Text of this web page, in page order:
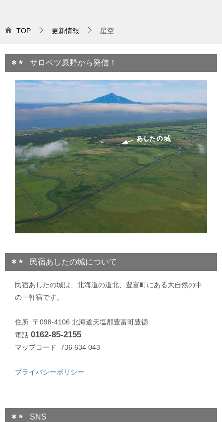
TOP 更新情報 星空
サロベツ原野から発信！
民宿あしたの城について
民宿あしたの城は、北海道の道北、豊富町にある大自然の中
の一軒宿です。
住所 〒098-4106 北海道天塩郡豊富町豊徳
電話 0162-85-2155
マップコード 736 634 043
プライバシーポリシー
SNS